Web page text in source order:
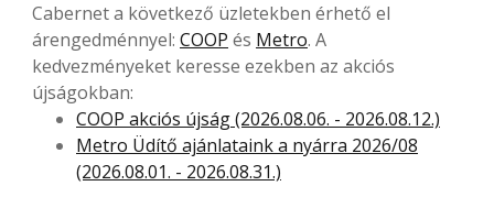
Cabernet a következő üzletekben érhető el
árengedménnyel: COOP és Metro. A
kedvezményeket keresse ezekben az akciós
újságokban:
COOP akciós újság (2026.08.06. - 2026.08.12.)
Metro Üdítő ajánlataink a nyárra 2026/08
(2026.08.01. - 2026.08.31.)